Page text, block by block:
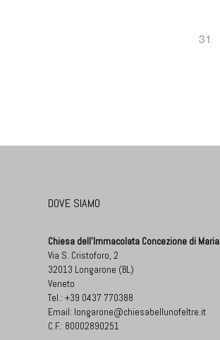
31
DOVE SIAMO
Chiesa dell'Immacolata Concezione di Maria
Via S. Cristoforo, 2
32013 Longarone (BL)
Veneto
Tel.: +39 0437 770388
Email: longarone@chiesabellunofeltre.it
C.F.: 80002890251